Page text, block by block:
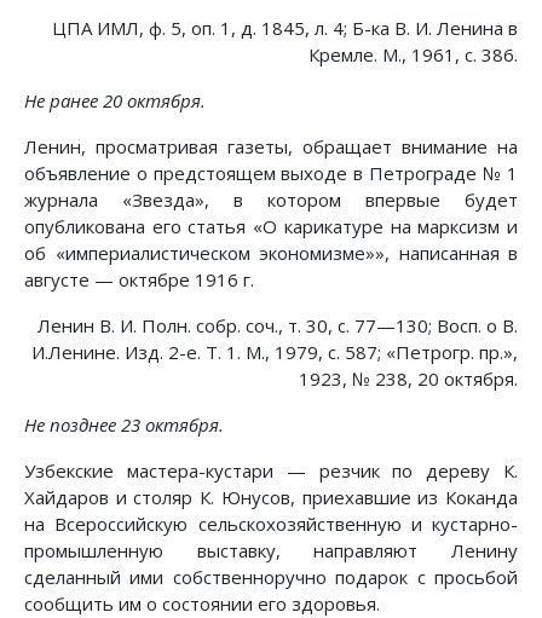
ЦПА ИМЛ, ф. 5, оп. 1, д. 1845, л. 4; Б-ка В. И. Ленина в
Кремле. М., 1961, с. 386.
Не ранее 20 октября.
Ленин, просматривая газеты, обращает внимание на
объявление о предстоящем выходе в Петрограде № 1
журнала «Звезда», в котором впервые будет
опубликована его статья «О карикатуре на марксизм и
об «империалистическом экономизме»», написанная в
августе — октябре 1916 г.
Ленин В. И. Полн. собр. соч., т. 30, с. 77—130; Восп. о В.
И.Ленине. Изд. 2-е. Т. 1. М., 1979, с. 587; «Петрогр. пр.»,
1923, № 238, 20 октября.
Не позднее 23 октября.
Узбекские мастера-кустари — резчик по дереву К.
Хайдаров и столяр К. Юнусов, приехавшие из Коканда
на Всероссийскую сельскохозяйственную и кустарно-
промышленную выставку, направляют Ленину
сделанный ими собственноручно подарок с просьбой
сообщить им о состоянии его здоровья.